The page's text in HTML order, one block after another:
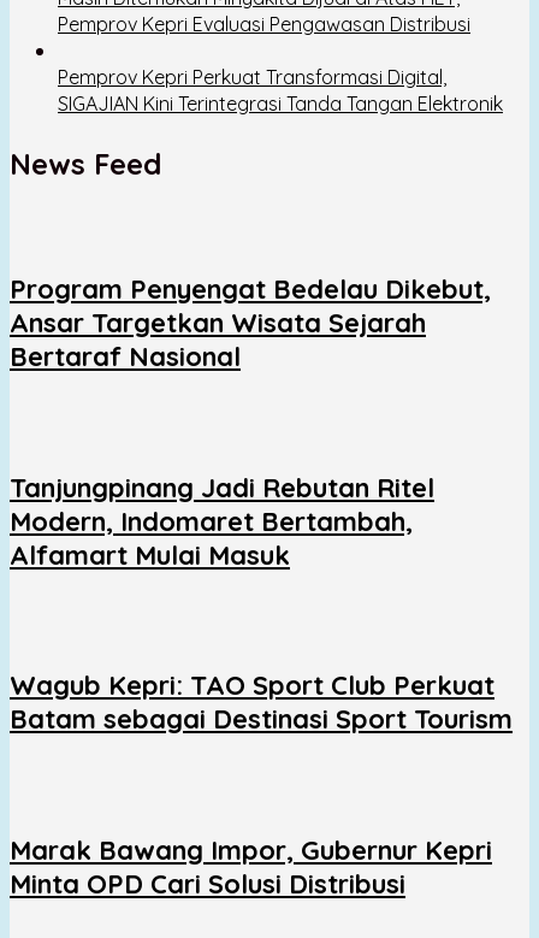
Pemprov Kepri Evaluasi Pengawasan Distribusi
Pemprov Kepri Perkuat Transformasi Digital,
SIGAJIAN Kini Terintegrasi Tanda Tangan Elektronik
News Feed
Program Penyengat Bedelau Dikebut,
Ansar Targetkan Wisata Sejarah
Bertaraf Nasional
Tanjungpinang Jadi Rebutan Ritel
Modern, Indomaret Bertambah,
Alfamart Mulai Masuk
Wagub Kepri: TAO Sport Club Perkuat
Batam sebagai Destinasi Sport Tourism
Marak Bawang Impor, Gubernur Kepri
Minta OPD Cari Solusi Distribusi